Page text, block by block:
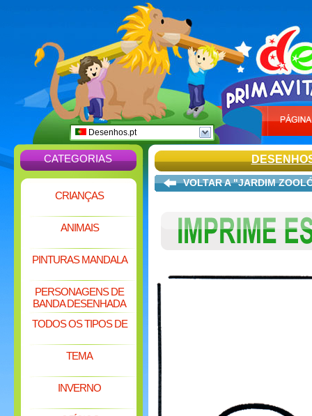
Desenhos.pt
CATEGORIAS
CRIANÇAS
ANIMAIS
PINTURAS MANDALA
PERSONAGENS DE
BANDA DESENHADA
TODOS OS TIPOS DE
TEMA
INVERNO
VOLTAR A "JARDIM